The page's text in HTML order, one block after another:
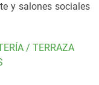
y salones sociales
/ TERRAZA